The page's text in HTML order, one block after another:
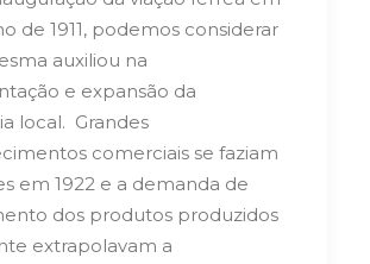
de 1911, podemos considerar
auxiliou na
e expansão da
local. Grandes
comerciais se faziam
em 1922 e a demanda de
dos produtos produzidos
extrapolavam a